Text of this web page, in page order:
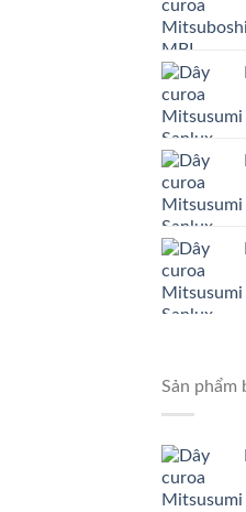
Sản phẩm